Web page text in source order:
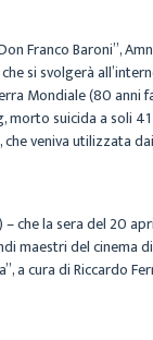
Franco Baroni”,
si svolgerà
Mondiale (80 anni
suicida a soli
veniva utilizzata
che la sera del 20
maestri del
cura di Riccardo